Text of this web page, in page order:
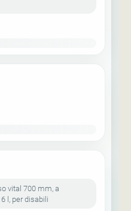
vital 700 mm, a
l, per disabili